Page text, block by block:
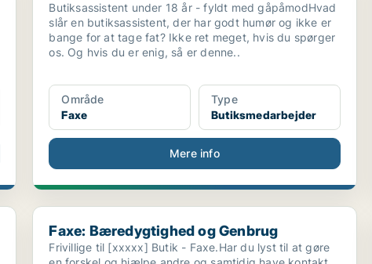
Butiksassistent under 18 år - fyldt med gåpåmodHvad
slår en butiksassistent, der har godt humør og ikke er
bange for at tage fat? Ikke ret meget, hvis du spørger
os. Og hvis du er enig, så er denne..
Område
Faxe
Type
Butiksmedarbejder
Mere info
Faxe: Bæredygtighed og Genbrug
Faxe: Bæredygtighed og Genbrug
Frivillige til [xxxxx] Butik - Faxe.Har du lyst til at gøre